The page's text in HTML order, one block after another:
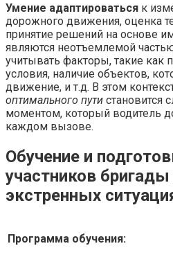
Умение адаптироваться к
дорожного движения, оценка
принятие решений на основе
являются неотъемлемой
учитывать факторы, такие как
условия, наличие объектов,
движение, и т.д. В этом
оптимального пути
моментом, который водитель
каждом вызове.
Обучение и
участников
экстренных
Программа обучения: